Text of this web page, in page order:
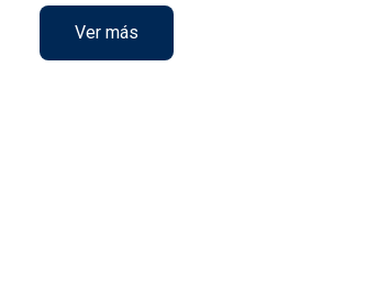
Ver más